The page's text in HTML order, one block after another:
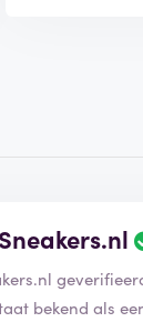
bekend als